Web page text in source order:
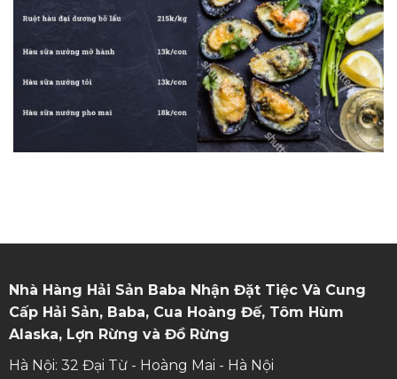
Nhà Hàng Hải Sản Baba Nhận Đặt Tiệc Và Cung
Cấp Hải Sản, Baba, Cua Hoàng Đế, Tôm Hùm
Alaska, Lợn Rừng và Đồ Rừng
Hà Nội: 32 Đại Từ - Hoàng Mai - Hà Nội